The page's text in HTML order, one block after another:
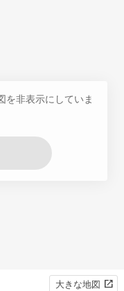
を非表示にしていま
大きな地図